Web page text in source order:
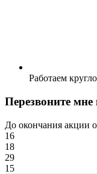
Работаем
Перезвоните мне
До окончания акции
16
18
29
15